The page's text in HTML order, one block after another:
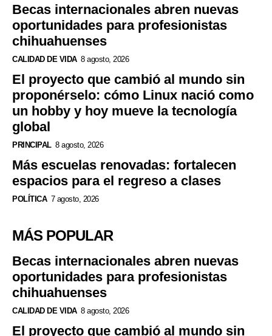
Becas internacionales abren nuevas
oportunidades para profesionistas
chihuahuenses
CALIDAD DE VIDA 8 agosto, 2026
El proyecto que cambió al mundo sin
proponérselo: cómo Linux nació como
un hobby y hoy mueve la tecnología
global
PRINCIPAL 8 agosto, 2026
Más escuelas renovadas: fortalecen
espacios para el regreso a clases
POLÍTICA 7 agosto, 2026
MÁS POPULAR
Becas internacionales abren nuevas
oportunidades para profesionistas
chihuahuenses
CALIDAD DE VIDA 8 agosto, 2026
El proyecto que cambió al mundo sin